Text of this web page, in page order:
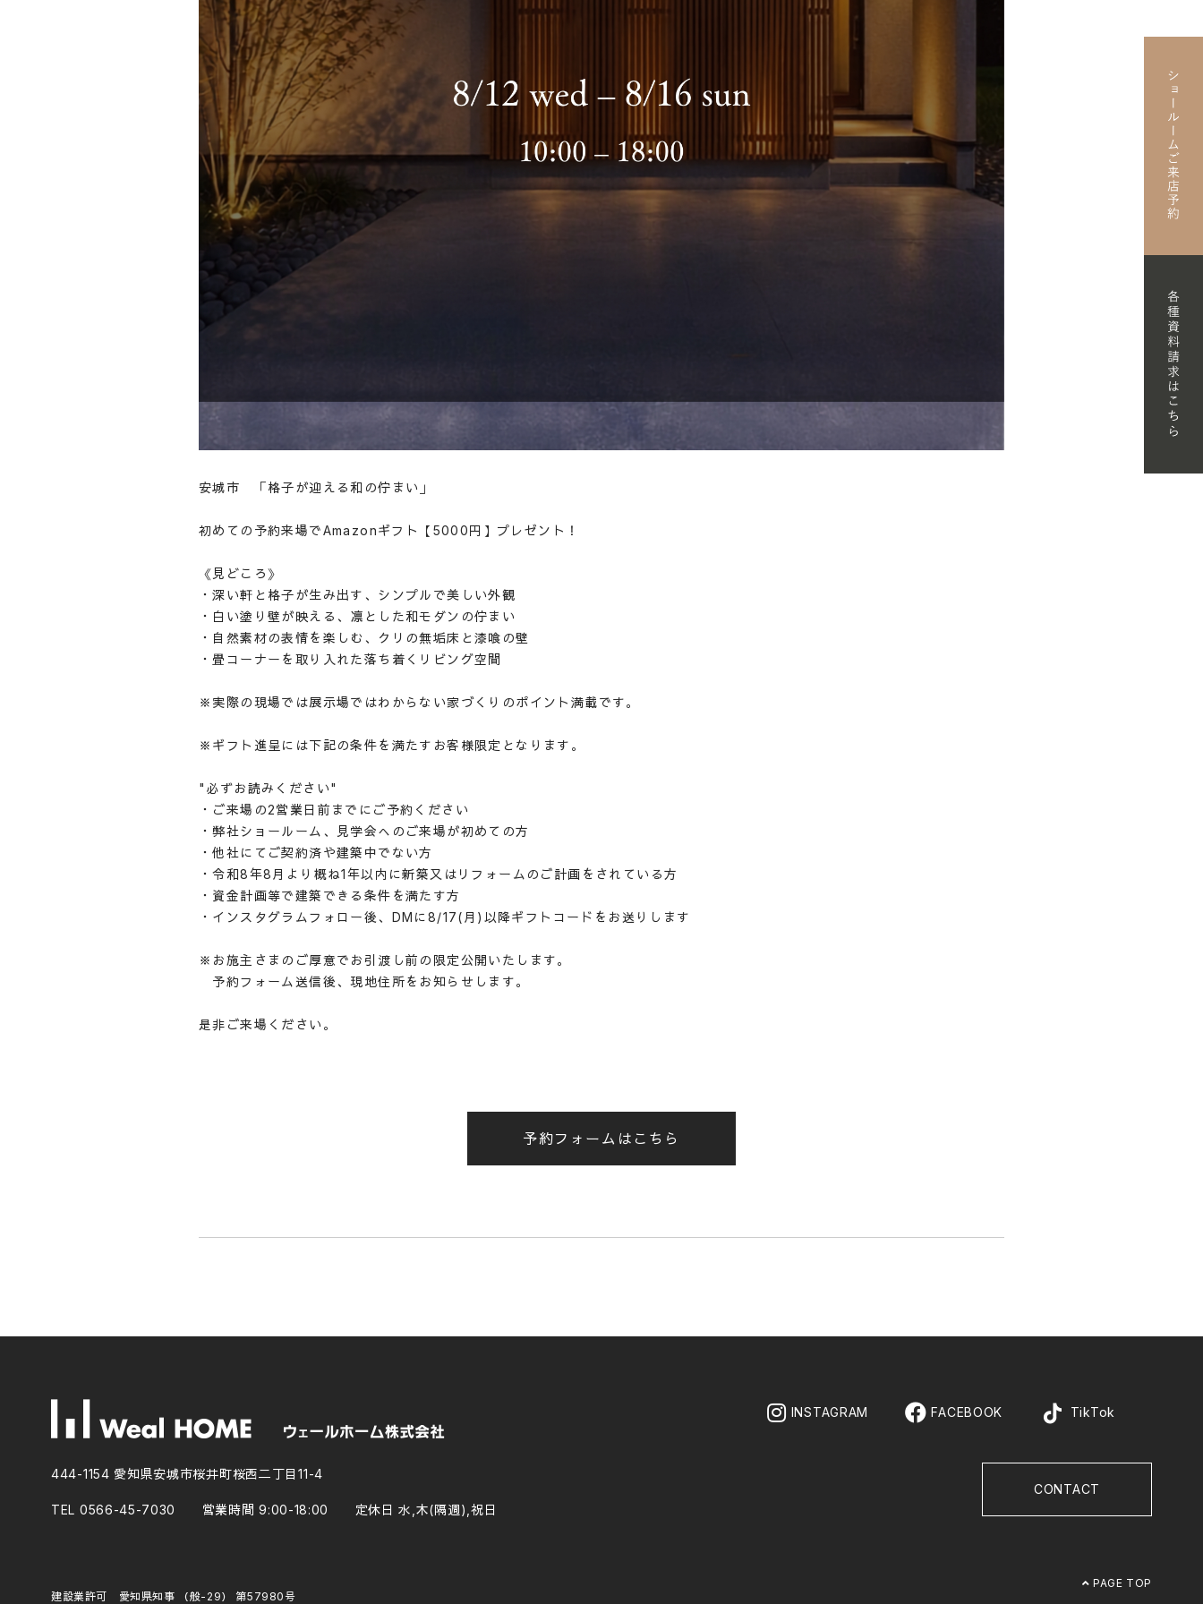
STYLE OF A HOUSE
WORKS
LINEUP
REFORM / RENOVATION
安城市 「格子が迎える和の佇まい」
初めての予約来場でAmazonギフト【5000円】プレゼント！
《見どころ》
・深い軒と格子が生み出す、シンプルで美しい外観
・白い塗り壁が映える、凛とした和モダンの佇まい
・自然素材の表情を楽しむ、クリの無垢床と漆喰の壁
・畳コーナーを取り入れた落ち着くリビング空間
※実際の現場では展示場ではわからない家づくりのポイント満載です。
※ギフト進呈には下記の条件を満たすお客様限定となります。
"必ずお読みください"
・ご来場の2営業日前までにご予約ください
・弊社ショールーム、見学会へのご来場が初めての方
・他社にてご契約済や建築中でない方
・令和8年8月より概ね1年以内に新築又はリフォームのご計画をされている方
・資金計画等で建築できる条件を満たす方
・インスタグラムフォロー後、DMに8/17(月)以降ギフトコードをお送りします
※お施主さまのご厚意でお引渡し前の限定公開いたします。
予約フォーム送信後、現地住所をお知らせします。
是非ご来場ください。
予約フォームはこちら
444-1154 愛知県安城市桜井町桜西二丁目11-4
TEL 0566-45-7030 営業時間 9:00-18:00 定休日 水,木(隔週),祝日
建設業許可 愛知県知事 （般-29） 第57980号
INSTAGRAM FACEBOOK TikTok
CONTACT
PAGE TOP